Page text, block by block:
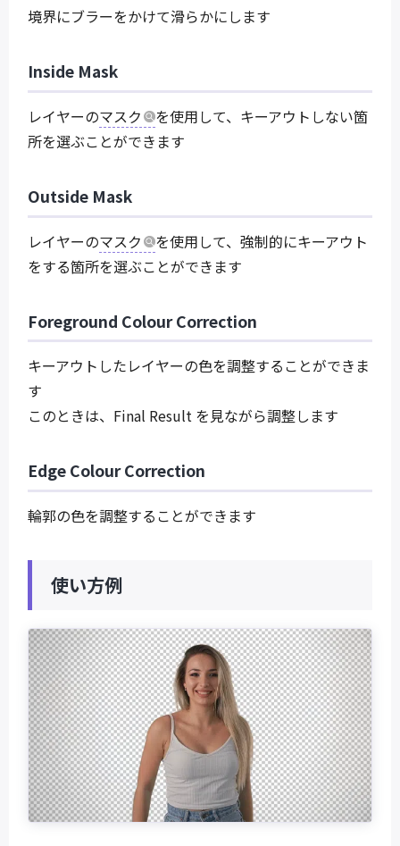
境界にブラーをかけて滑らかにします
Inside Mask
レイヤーのマスク
を使用して、キーアウトしない箇
所を選ぶことができます
Outside Mask
レイヤーのマスク
を使用して、強制的にキーアウト
をする箇所を選ぶことができます
Foreground Colour Correction
キーアウトしたレイヤーの色を調整することができま
す
このときは、Final Result を見ながら調整します
Edge Colour Correction
輪郭の色を調整することができます
使い方例